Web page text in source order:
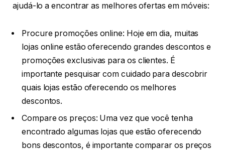
ajudá-lo a encontrar as melhores ofertas em móveis:
Procure promoções online: Hoje em dia, muitas
lojas online estão oferecendo grandes descontos e
promoções exclusivas para os clientes. É
importante pesquisar com cuidado para descobrir
quais lojas estão oferecendo os melhores
descontos.
Compare os preços: Uma vez que você tenha
encontrado algumas lojas que estão oferecendo
bons descontos, é importante comparar os preços